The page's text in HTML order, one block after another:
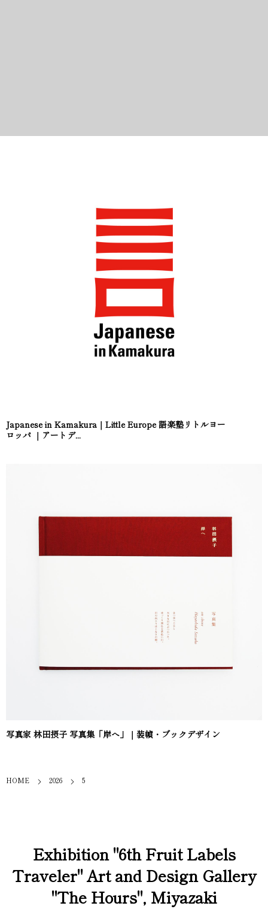
Japanese in Kamakura｜Little Europe 語楽塾リトルヨー
ロッパ ｜アートデ...
写真家 林田摂子 写真集「岸へ」｜装幀・ブックデザイン
HOME 2026 5
Exhibition "6th Fruit Labels
Traveler" Art and Design Gallery
"The Hours", Miyazaki